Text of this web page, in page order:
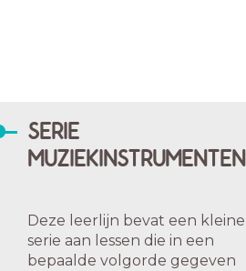
SERIE
MUZIEKINSTRUMENTEN
Deze leerlijn bevat een kleine
serie aan lessen die in een
bepaalde volgorde gegeven